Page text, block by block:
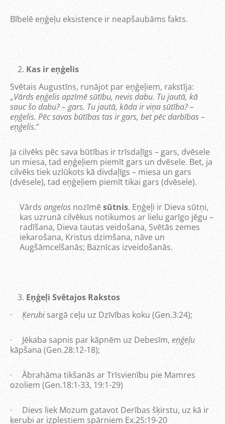
Bībelē eņģeļu eksistence ir neapšaubāms fakts.
Kas ir eņģelis
Svētais Augustīns, runājot par eņģeļiem, rakstīja:
„Vārds eņģelis apzīmē sūtību, nevis dabu. Tu jautā, kā
sauc šo dabu? – gars. Tu jautā, kāda ir viņa sūtība? –
eņģelis. Pēc savas būtības tas ir gars, bet pēc darbības –
eņģelis.”
Ja cilvēks pēc sava būtības ir trīsdaļīgs – gars, dvēsele
un miesa, tad eņģeļiem piemīt gars un dvēsele. Bet, ja
cilvēks tiek uzlūkots kā divdaļīgs – miesa un gars
(dvēsele), tad eņģeļiem piemīt tikai gars (dvēsele).
Vārds angelosnozīmēsūtnis. Eņģeļi ir Dieva sūtņi,
kas uzrunā cilvēkus notikumos ar lielu garīgo jēgu –
radīšana, Dieva tautas veidošana, Svētās zemes
iekarošana, Kristus dzimšana, nāve un
Augšāmcelšanās; Baznīcas izveidošanās.
Eņģeļi Svētajos Rakstos
· Ķerubi sargā ceļu uz Dzīvības koku (Gen.3:24);
· Jēkaba sapnis par kāpnēm uz Debesīm, eņģeļu
kāpšana (Gen.28:12-18);
· Ābrahāma tikšanās ar Trīsvienību pie Mamres
ozoliem (Gen.18:1-33, 19:1-29)
· Dievs liek Mozum gatavot Derības šķirstu, uz kā ir
ķerubi ar izplestiem spārniem Ex.25:19-20